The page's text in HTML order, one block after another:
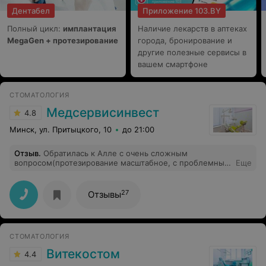
маленькой, очень теплая и дружеская обстановка,
прямо как дома. Кажется, я нашла клинику, где буду и
Дентабел
Полный цикл: имплантация
MegaGen + протезирование
Приложение 103.BY
Наличие лекарств в аптеках
города, бронирование и
другие полезные сервисы в
вашем смартфоне
СТОМАТОЛОГИЯ
4.8 Медсервисинвест
Минск, ул. Притыцкого, 10 до 21:00
Отзыв. Обратилась к Алле с очень сложным
вопросом(протезирование масштабное, с проблемным
множества врачей(кто-то не решался браться за
работу, кто-то вроде готов был —за огромные деньги).
Алла со знанием дела изложила план работы, «с
чувством, с толком…», спокойно и уверенно— такой
специалист внушает доверие и по ходу длительной
будет высокого качества!!!Она мастер своего дела,
интересный собеседник, талантливый человек!!!
СПАСИБО большое, сложнейшая работа вами
Еще
Отзывы27
СТОМАТОЛОГИЯ
4.4 Витекостом